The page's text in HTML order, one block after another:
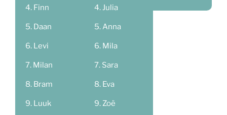
Finn
Daan
Levi
Milan
Bram
Luuk
Julia
Anna
Mila
Sara
Eva
Zoë